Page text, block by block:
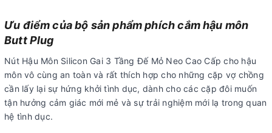
Ưu điểm của bộ sản phẩm phích cắm hậu môn
Butt Plug
Nút Hậu Môn Silicon Gai 3 Tầng Đế Mỏ Neo Cao Cấp cho hậu
môn vô cùng an toàn và rất thích hợp cho những cặp vợ chồng
cần lấy lại sự hứng khởi tình dục, dành cho các cặp đôi muốn
tận hưởng cảm giác mới mẻ và sự trải nghiệm mới lạ trong quan
hệ tình dục.